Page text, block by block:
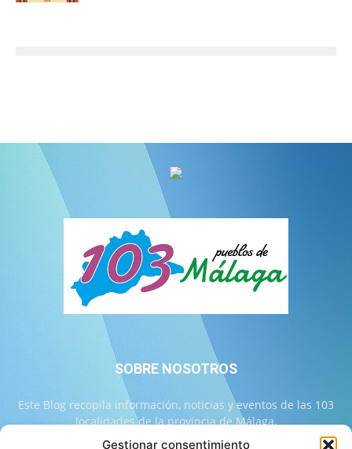
Gestionar consentimiento
SOBRE NOSOTROS
Este Blog recopila información, noticias y eventos de las 103
localidades de la provincia de Málaga.